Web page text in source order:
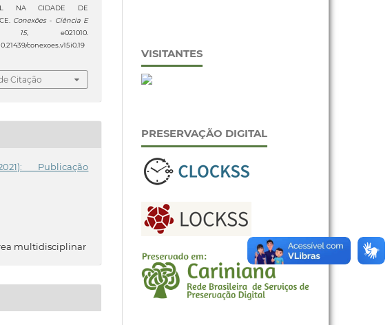
NA CIDADE DE
Conexões - Ciência E
15, e021010.
conexoes.v15i0.19
Citação
Publicação
multidisciplinar
VISITANTES
PRESERVAÇÃO DIGITAL